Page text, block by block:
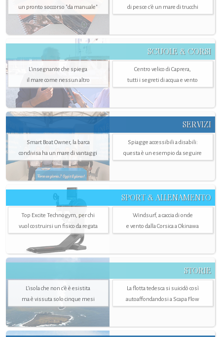
un pronto soccorso "da manuale" di pesce c'è un mare di trucchi
SCUOLE & CORSI
L'insegnante che spiega
il mare come nessun altro
Centro velico di Caprera,
tutti i segreti di acqua e vento
SERVIZI
Smart Boat Owner, la barca
condivisa ha un mare di vantaggi
Spiagge accessibili a disabili:
questa è un esempio da seguire
SPORT & ALLENAMENTO
Top Excite Technogym, per chi
vuol costruirsi un fisico da regata
Windsurf, a caccia di onde
e vento dalla Corsica a Okinawa
STORIE
L’isola che non c'è è esistita
ma è vissuta solo cinque mesi
La flotta tedesca si suicidò così
autoaffondandosi a Scapa Flow